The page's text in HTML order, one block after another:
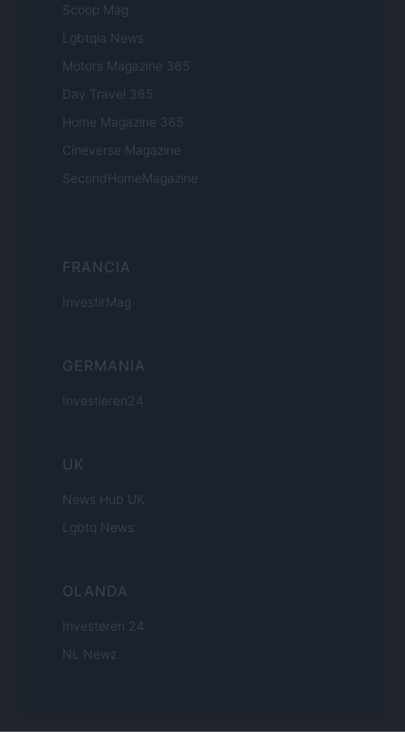
Scoop Mag
Lgbtqia News
Motors Magazine 365
Day Travel 365
Home Magazine 365
Cineverse Magazine
SecondHomeMagazine
FRANCIA
InvestirMag
GERMANIA
Investieren24
UK
News Hub UK
Lgbtq News
OLANDA
Investeren 24
NL Newz